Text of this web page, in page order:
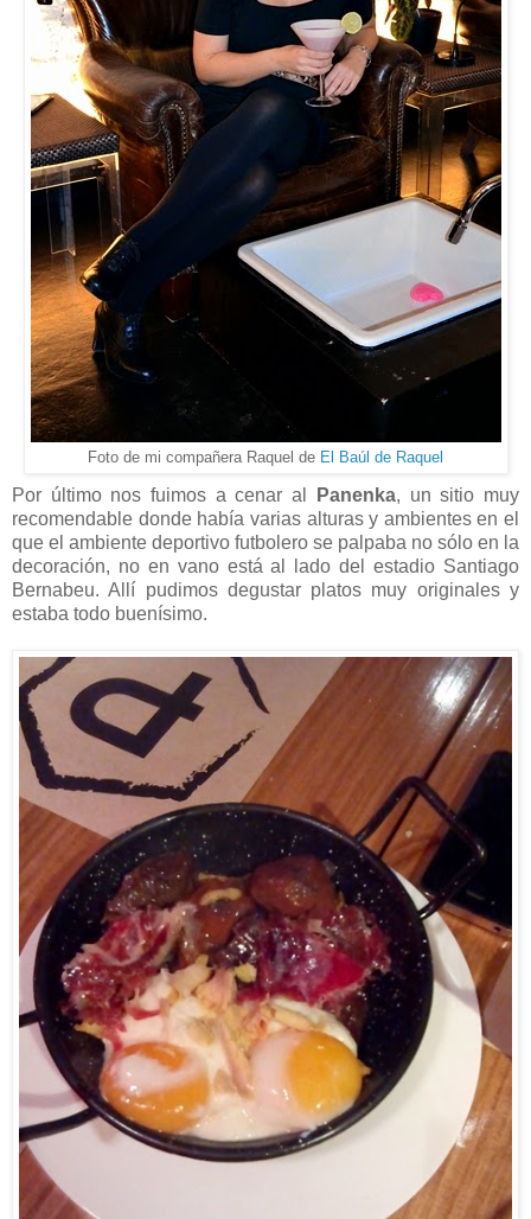
Foto de mi compañera Raquel de El Baúl de Raquel
Por último nos fuimos a cenar al Panenka, un sitio muy
recomendable donde había varias alturas y ambientes en el
que el ambiente deportivo futbolero se palpaba no sólo en la
decoración, no en vano está al lado del estadio Santiago
Bernabeu. Allí pudimos degustar platos muy originales y
estaba todo buenísimo.